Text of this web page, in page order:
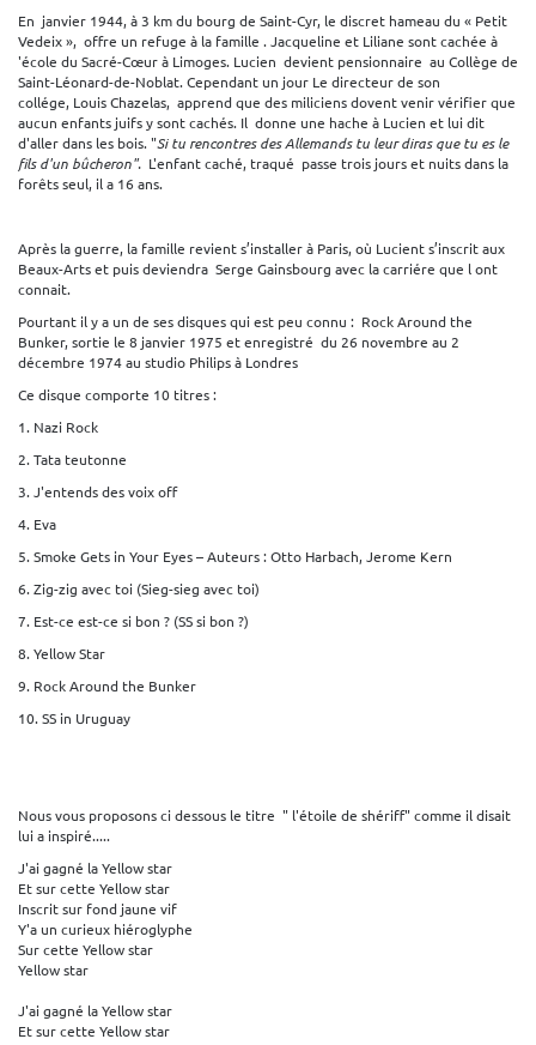
En janvier 1944, à 3 km du bourg de Saint-Cyr, le discret hameau du « Petit
Vedeix », offre un refuge à la famille . Jacqueline et Liliane sont cachée à
'école du Sacré-Cœur à Limoges. Lucien devient pensionnaire au Collège de
Saint-Léonard-de-Noblat. Cependant un jour Le directeur de son
collége, Louis Chazelas, apprend que des miliciens dovent venir vérifier que
aucun enfants juifs y sont cachés. Il donne une hache à Lucien et lui dit
d'aller dans les bois. "Si tu rencontres des Allemands tu leur diras que tu es le
fils d'un bûcheron". L'enfant caché, traqué passe trois jours et nuits dans la
forêts seul, il a 16 ans.
Après la guerre, la famille revient s’installer à Paris, où Lucient s’inscrit aux
Beaux-Arts et puis deviendra Serge Gainsbourg avec la carriére que l ont
connait.
Pourtant il y a un de ses disques qui est peu connu : Rock Around the
Bunker, sortie le 8 janvier 1975 et enregistré du 26 novembre au 2
décembre 1974 au studio Philips à Londres
Ce disque comporte 10 titres :
1. Nazi Rock
2. Tata teutonne
3. J'entends des voix off
4. Eva
5. Smoke Gets in Your Eyes – Auteurs : Otto Harbach, Jerome Kern
6. Zig-zig avec toi (Sieg-sieg avec toi)
7. Est-ce est-ce si bon ? (SS si bon ?)
8. Yellow Star
9. Rock Around the Bunker
10. SS in Uruguay
Nous vous proposons ci dessous le titre " l'étoile de shériff" comme il disait
lui a inspiré.....
J'ai gagné la Yellow star
Et sur cette Yellow star
Inscrit sur fond jaune vif
Y'a un curieux hiéroglyphe
Sur cette Yellow star
Yellow star
J'ai gagné la Yellow star
Et sur cette Yellow star